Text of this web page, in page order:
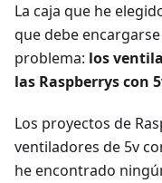
La caja que he
que debe
problema: los
las Raspberrys con
Los proyectos de
ventiladores de 5v
he encontrado